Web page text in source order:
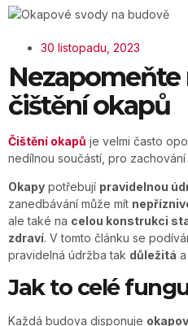
30 listopadu, 2023
čištění okapů
Čištění okapů je velmi často
nedílnou součástí, pro zachování
Okapy potřebují pravidelnou
zanedbávání může mít
ale také na celou konstrukci
zdraví. V tomto článku se
pravidelná údržba tak důležitá
Jak to celé
Každá budova disponuje